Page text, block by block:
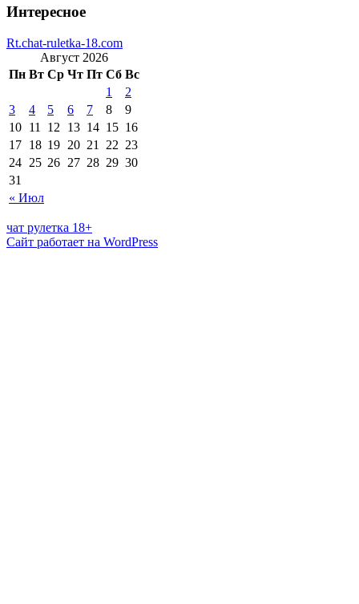
Интересное
Rt.chat-ruletka-18.com
Август 2026
Пн Вт Ср Чт Пт Сб Вс
« Июл
1
2
3
4 5 6 7 8
9
10 11 12 13 14 15 16
17 18 19 20 21 22 23
24 25 26 27 28 29 30
31
чат рулетка 18+
Сайт работает на WordPress